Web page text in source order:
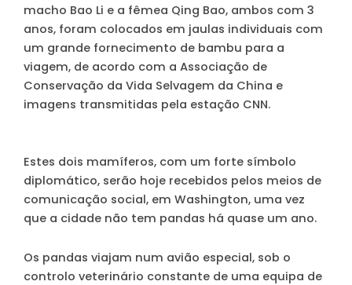
macho Bao Li e a fêmea Qing Bao, ambos com 3
anos, foram colocados em jaulas individuais com
um grande fornecimento de bambu para a
viagem, de acordo com a Associação de
Conservação da Vida Selvagem da China e
imagens transmitidas pela estação CNN.
Estes dois mamíferos, com um forte símbolo
diplomático, serão hoje recebidos pelos meios de
comunicação social, em Washington, uma vez
que a cidade não tem pandas há quase um ano.
Os pandas viajam num avião especial, sob o
controlo veterinário constante de uma equipa de